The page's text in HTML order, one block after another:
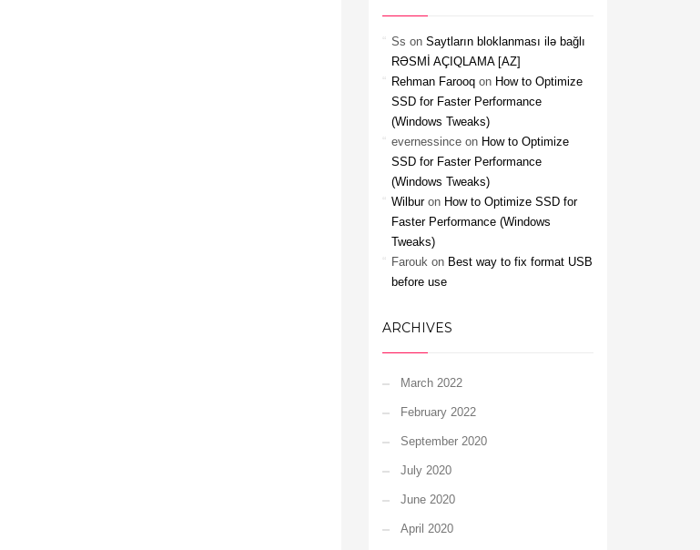
Ss on Saytların bloklanması ilə bağlı
RƏSMİ AÇIQLAMA [AZ]
Rehman Farooqon How to Optimize
SSD for Faster Performance
(Windows Tweaks)
evernessinceon How to Optimize
SSD for Faster Performance
(Windows Tweaks)
Wilburon How to Optimize SSD for
Faster Performance (Windows
Tweaks)
Faroukon Best way to fix format USB
before use
ARCHIVES
March 2022
February 2022
September 2020
July 2020
June 2020
April 2020